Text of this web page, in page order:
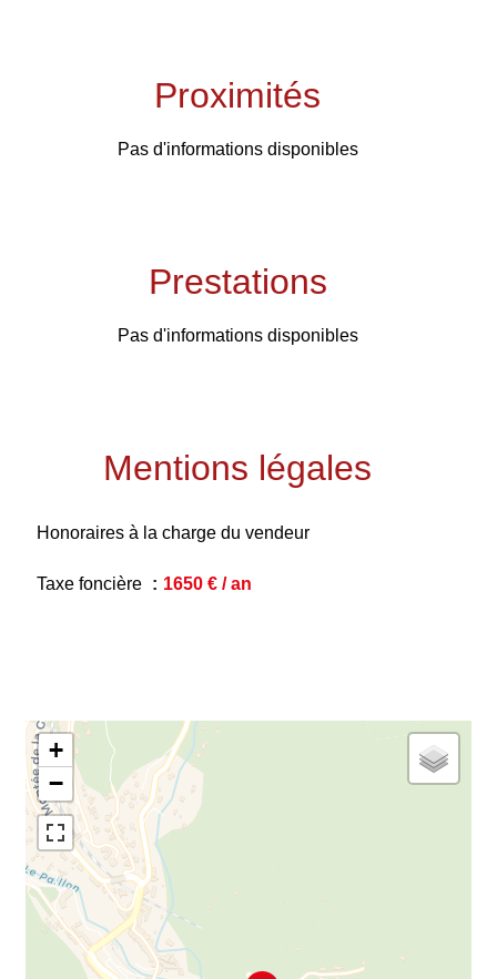
Proximités
Pas d'informations disponibles
Prestations
Pas d'informations disponibles
Mentions légales
Honoraires à la charge du vendeur
Taxe foncière 1650 € / an
+
−